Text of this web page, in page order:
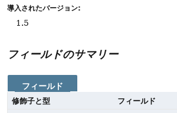
導入されたバージョン:
1.5
フィールドのサマリー
フィールド
修飾子と型
フィールド